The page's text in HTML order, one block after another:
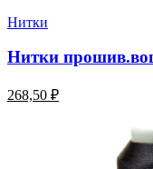
Нитки
Нитки
268,50 ₽